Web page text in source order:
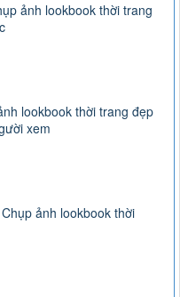
ảnh lookbook thời trang
lookbook thời trang đẹp
xem
ảnh lookbook thời